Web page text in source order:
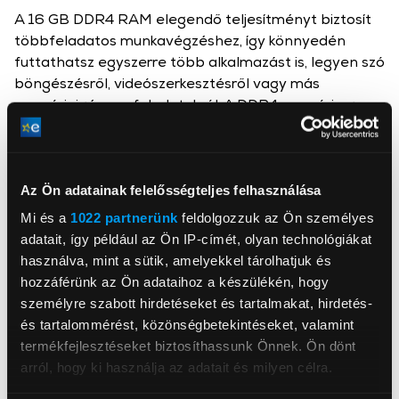
Az Ön adatainak felelősségteljes felhasználása
Mi és a 1022 partnerünk feldolgozzuk az Ön személyes
adatait, így például az Ön IP-címét, olyan technológiákat
használva, mint a sütik, amelyekkel tárolhatjuk és
hozzáférünk az Ön adataihoz a készülékén, hogy
személyre szabott hirdetéseket és tartalmakat, hirdetés-
és tartalommérést, közönségbetekintéseket, valamint
termékfejlesztéseket biztosíthassunk Önnek. Ön dönt
arról, hogy ki használja az adatait és milyen célra.
Asus Technology PTE Ltd
www.asus.com/hu/
7825, Emmen, Marconistraat 2
Processzor
Intel® Core™ i5-1335U
processzor
A 16 GB DDR4 RAM elegendő teljesítményt biztosít
többfeladatos munkavégzéshez, így könnyedén
futtathatsz egyszerre több alkalmazást is, legyen szó
böngészésről, videószerkesztésről vagy más
memóriaigényes feladatokról. A DDR4 memória gyors
és energiatakarékos, biztosítva a rendszer hatékony